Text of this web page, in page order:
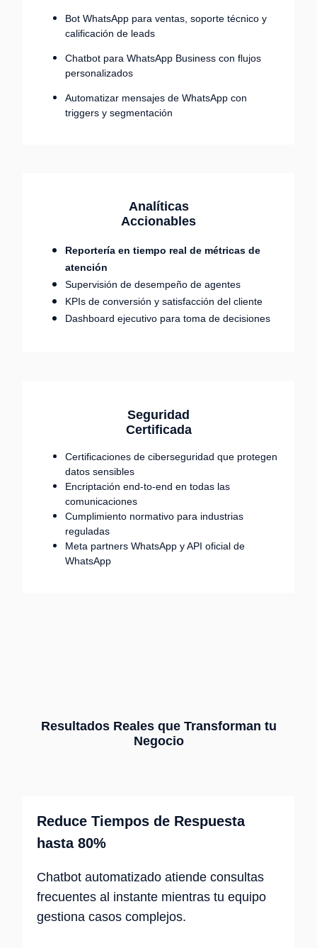
Bot WhatsApp para ventas, soporte técnico y
calificación de leads
Chatbot para WhatsApp Business con flujos
personalizados
Automatizar mensajes de WhatsApp con
triggers y segmentación
Analíticas
Accionables
Reportería en tiempo real de métricas de
atención
Supervisión de desempeño de agentes
KPIs de conversión y satisfacción del cliente
Dashboard ejecutivo para toma de decisiones
Seguridad
Certificada
Certificaciones de ciberseguridad que protegen
datos sensibles
Encriptación end-to-end en todas las
comunicaciones
Cumplimiento normativo para industrias
reguladas
Meta partners WhatsApp y API oficial de
WhatsApp
Resultados Reales que Transforman tu
Negocio
Reduce Tiempos de Respuesta
hasta 80%
Chatbot automatizado atiende consultas
frecuentes al instante mientras tu equipo
gestiona casos complejos.